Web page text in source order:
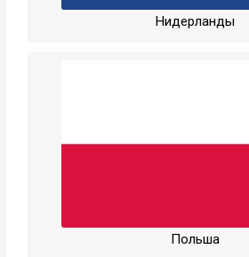
Нидерланды
Польша